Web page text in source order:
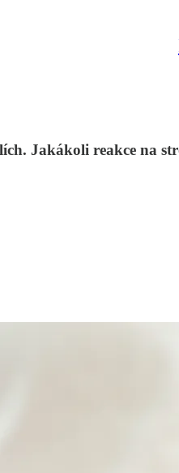
Jakákoli reakce na